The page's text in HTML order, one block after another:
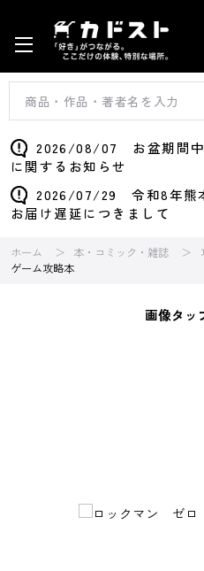
2026/08/07 お盆期間中
に関するお知らせ
2026/07/29 令和8年熊
お届け遅延につきまして
ホーム 本・コミック・雑誌
ゲーム攻略本
画像タッ